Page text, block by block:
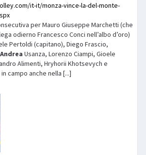
it-it/monza-vince-la-del-monte-
per Mauro Giuseppe Marchetti (che
odierno Francesco Conci nell’albo d’oro)
Pertoldi (capitano), Diego Frascio,
Andrea Usanza, Lorenzo Ciampi, Gioele
Alimenti, Hryhorii Khotsevych e
campo anche nella [...]